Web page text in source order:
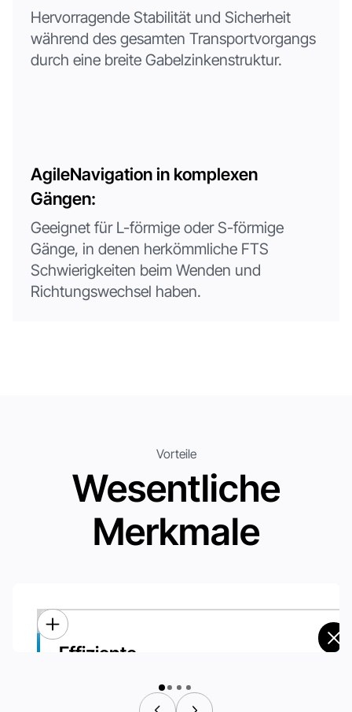
Hervorragende Stabilität und Sicherheit
während des gesamten Transportvorgangs
durch eine breite Gabelzinkenstruktur.
AgileNavigation in komplexen
Gängen:
Geeignet für L-förmige oder S-förmige
Gänge, in denen herkömmliche FTS
Schwierigkeiten beim Wenden und
Richtungswechsel haben.
Vorteile
Wesentliche
Merkmale
Effiziente
24/7 unbemannter Betrieb:
Kontinuierlicher Betrieb rund um die Uhr, der eine nahtlose
Effiziente